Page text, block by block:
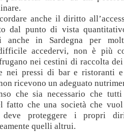
anche il diritto
dal punto di vista
anche in Sardegna per
accedervi, non è più
nei cestini di raccolta
nei pressi di bar e ristoranti
ricevono un adeguato
che sia necessario che
fatto che una società che
deve proteggere i propri
quelli altrui.